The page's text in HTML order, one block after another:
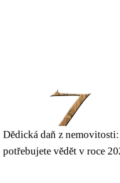
Dědická daň z
potřebujete vědět v roce